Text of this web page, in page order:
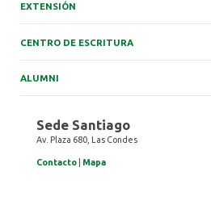
EXTENSIÓN
CENTRO DE ESCRITURA
ALUMNI
Sede Santiago
Av. Plaza 680, Las Condes
Contacto Mapa